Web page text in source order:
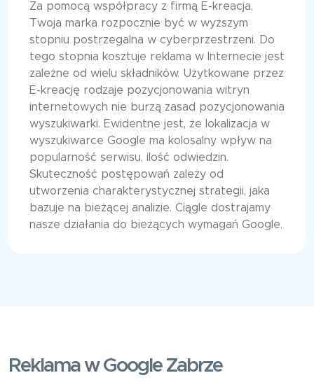
Za pomocą współpracy z firmą E-kreacja,
Twoja marka rozpocznie być w wyższym
stopniu postrzegalna w cyberprzestrzeni. Do
tego stopnia kosztuje reklama w Internecie jest
zależne od wielu składników. Użytkowane przez
E-kreację rodzaje pozycjonowania witryn
internetowych nie burzą zasad pozycjonowania
wyszukiwarki. Ewidentne jest, że lokalizacja w
wyszukiwarce Google ma kolosalny wpływ na
popularność serwisu, ilość odwiedzin.
Skuteczność postępowań zależy od
utworzenia charakterystycznej strategii, jaka
bazuje na bieżącej analizie. Ciągle dostrajamy
nasze działania do bieżących wymagań Google.
Reklama w Google Zabrze